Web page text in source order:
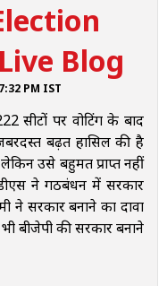
राह
Blog
PM IST
सीटों पर वोटिंग के बाद
बढ़त हासिल की है
उसे बहुमत प्राप्त नहीं
ने गठबंधन में सरकार
ने सरकार बनाने का दावा
बीजेपी की सरकार बनाने